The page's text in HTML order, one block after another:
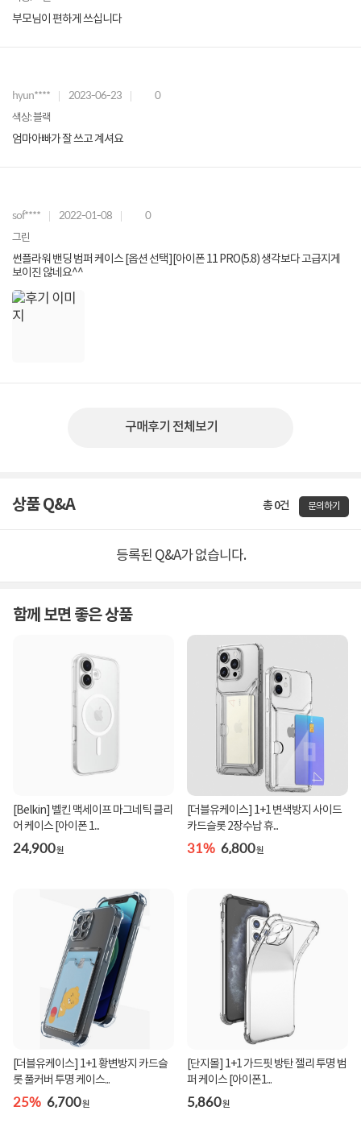
부모님이 편하게 쓰십니다
hyun**** 2023-06-23 0
색상: 블랙
엄마아빠가 잘 쓰고 계셔요
sof**** 2022-01-08 0
그린
썬플라워 밴딩 범퍼 케이스 [옵션 선택][아이폰 11 PRO(5.8) 생각보다 고급지게
보이진 않네요^^
구매후기 전체보기
상품 Q&A 총 0건 문의하기
등록된 Q&A가 없습니다.
함께 보면 좋은 상품
[Belkin] 벨킨 맥세이프 마그네틱 클리
어 케이스 [아이폰 1...
24,900원
[더블유케이스] 1+1 변색방지 사이드
카드슬롯 2장수납 휴...
31% 6,800원
[더블유케이스] 1+1 황변방지 카드슬
롯 풀커버 투명 케이스...
25% 6,700원
[단지몰] 1+1 가드핏 방탄 젤리 투명 범
퍼 케이스 [아이폰1...
5,860원